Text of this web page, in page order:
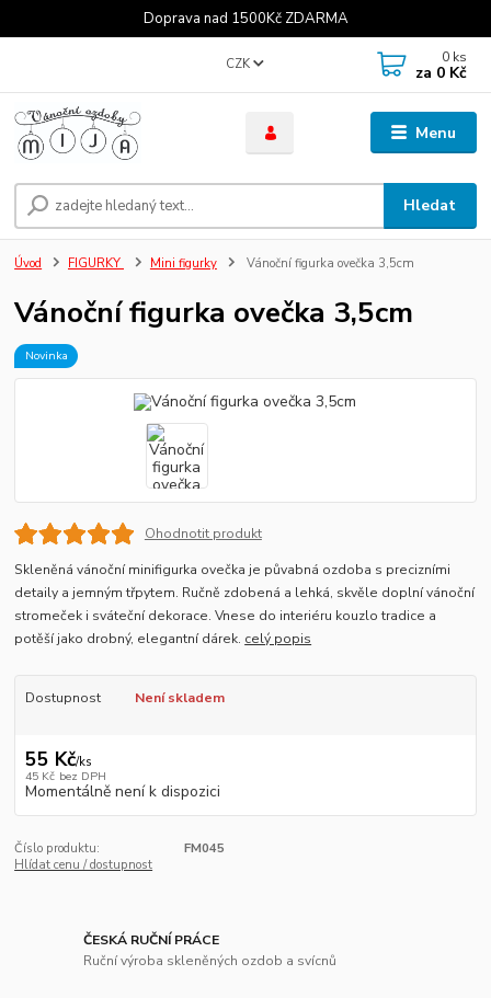
Doprava nad 1500Kč ZDARMA
Menu
CZK
Hledat
0 ks
za 0 Kč
Úvod FIGURKY Mini figurky Vánoční figurka ovečka 3,5cm
Vánoční figurka ovečka 3,5cm
Novinka
Ohodnotit produkt
Skleněná vánoční minifigurka ovečka je půvabná ozdoba s precizními
detaily a jemným třpytem. Ručně zdobená a lehká, skvěle doplní vánoční
stromeček i sváteční dekorace. Vnese do interiéru kouzlo tradice a
potěší jako drobný, elegantní dárek. celý popis
Dostupnost Není skladem
55 Kč/ks
45 Kč bez DPH
Momentálně není k dispozici
Číslo produktu:
FM045
Hlídat cenu / dostupnost
ČESKÁ RUČNÍ PRÁCE
Ruční výroba skleněných ozdob a svícnů